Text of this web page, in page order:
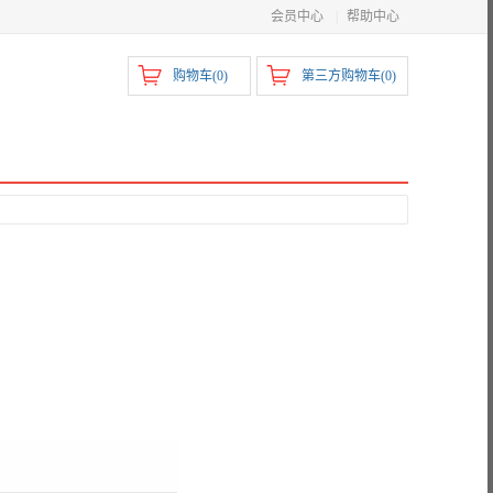
会员中心 帮助中心
第三方购物车(0)
购物车(0)